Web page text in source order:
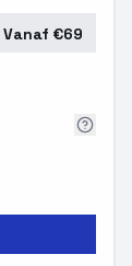
Vanaf €69